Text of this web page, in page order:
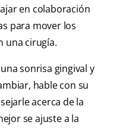
en colaboración
para mover los
una cirugía.
sonrisa gingival y
hable con su
acerca de la
se ajuste a la